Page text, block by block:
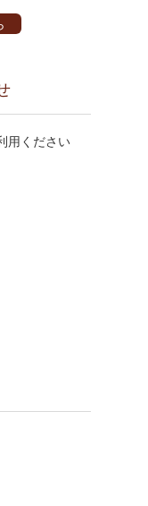
用ください